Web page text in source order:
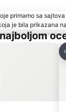
primamo sa
je bila prikazana